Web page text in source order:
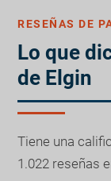
RESEÑAS DE
Lo que
de Elgin
Tiene una
1.022 reseñas